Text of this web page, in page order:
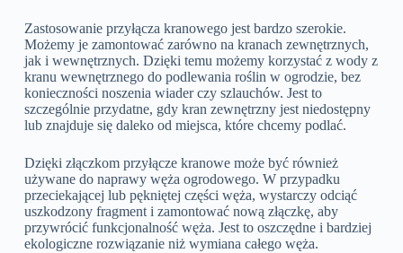
Zastosowanie przyłącza kranowego jest bardzo szerokie.
Możemy je zamontować zarówno na kranach zewnętrznych,
jak i wewnętrznych. Dzięki temu możemy korzystać z wody z
kranu wewnętrznego do podlewania roślin w ogrodzie, bez
konieczności noszenia wiader czy szlauchów. Jest to
szczególnie przydatne, gdy kran zewnętrzny jest niedostępny
lub znajduje się daleko od miejsca, które chcemy podlać.
Dzięki złączkom przyłącze kranowe może być również
używane do naprawy węża ogrodowego. W przypadku
przeciekającej lub pękniętej części węża, wystarczy odciąć
uszkodzony fragment i zamontować nową złączkę, aby
przywrócić funkcjonalność węża. Jest to oszczędne i bardziej
ekologiczne rozwiązanie niż wymiana całego węża.